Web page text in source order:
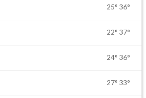
25° 36°
22° 37°
24° 36°
27° 33°